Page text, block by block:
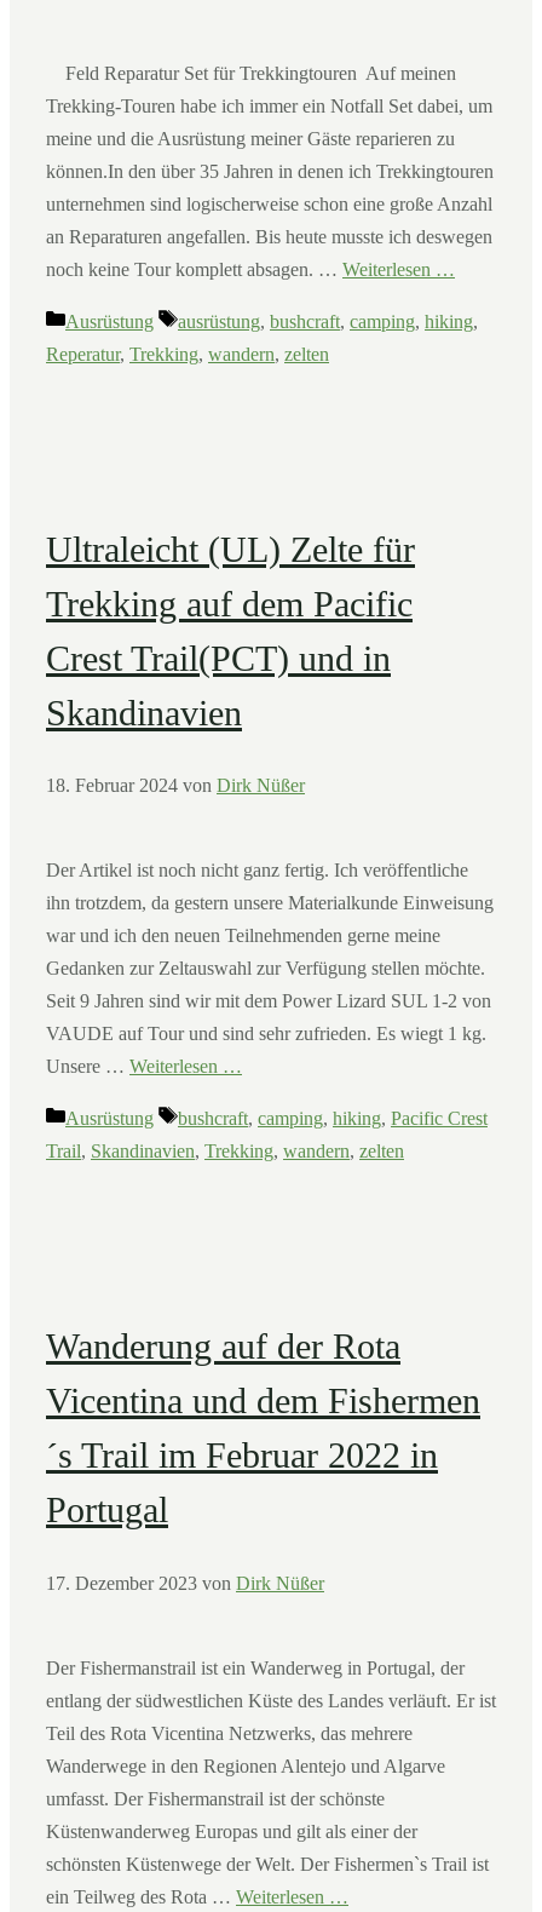
Feld Reparatur Set für Trekkingtouren Auf meinen
Trekking-Touren habe ich immer ein Notfall Set dabei, um
meine und die Ausrüstung meiner Gäste reparieren zu
können.In den über 35 Jahren in denen ich Trekkingtouren
unternehmen sind logischerweise schon eine große Anzahl
an Reparaturen angefallen. Bis heute musste ich deswegen
noch keine Tour komplett absagen. … Weiterlesen …
Kategorien
Ausrüstung Schlagwörter
ausrüstung, bushcraft, camping, hiking,
Reperatur, Trekking, wandern, zelten
Ultraleicht (UL) Zelte für
Trekking auf dem Pacific
Crest Trail(PCT) und in
Skandinavien
18. Februar 2024 von Dirk Nüßer
Der Artikel ist noch nicht ganz fertig. Ich veröffentliche
ihn trotzdem, da gestern unsere Materialkunde Einweisung
war und ich den neuen Teilnehmenden gerne meine
Gedanken zur Zeltauswahl zur Verfügung stellen möchte.
Seit 9 Jahren sind wir mit dem Power Lizard SUL 1-2 von
VAUDE auf Tour und sind sehr zufrieden. Es wiegt 1 kg.
Unsere … Weiterlesen …
Kategorien
Ausrüstung Schlagwörter
bushcraft, camping, hiking, Pacific Crest
Trail, Skandinavien, Trekking, wandern, zelten
Wanderung auf der Rota
Vicentina und dem Fishermen
´s Trail im Februar 2022 in
Portugal
17. Dezember 2023 von Dirk Nüßer
Der Fishermanstrail ist ein Wanderweg in Portugal, der
entlang der südwestlichen Küste des Landes verläuft. Er ist
Teil des Rota Vicentina Netzwerks, das mehrere
Wanderwege in den Regionen Alentejo und Algarve
umfasst. Der Fishermanstrail ist der schönste
Küstenwanderweg Europas und gilt als einer der
schönsten Küstenwege der Welt. Der Fishermen`s Trail ist
ein Teilweg des Rota … Weiterlesen …